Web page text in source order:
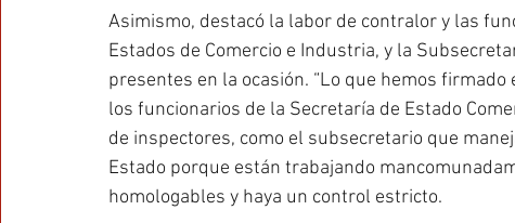
Asimismo, destacó la labor de contralor y las
Estados de Comercio e Industria, y la
presentes en la ocasión. “Lo que hemos
los funcionarios de la Secretaría de Estado
de inspectores, como el subsecretario que
Estado porque están trabajando
homologables y haya un control estricto.